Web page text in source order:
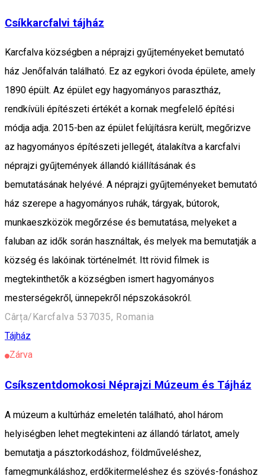
Csíkkarcfalvi tájház
Karcfalva községben a néprajzi gyűjteményeket bemutató
ház Jenőfalván található. Ez az egykori óvoda épülete, amely
1890 épült. Az épület egy hagyományos parasztház,
rendkívüli építészeti értékét a kornak megfelelő építési
módja adja. 2015-ben az épület felújításra került, megőrizve
az hagyományos építészeti jellegét, átalakítva a karcfalvi
néprajzi gyűjtemények állandó kiállításának és
bemutatásának helyévé. A néprajzi gyűjteményeket bemutató
ház szerepe a hagyományos ruhák, tárgyak, bútorok,
munkaeszközök megőrzése és bemutatása, melyeket a
faluban az idők során használtak, és melyek ma bemutatják a
község és lakóinak történelmét. Itt rövid filmek is
megtekinthetők a községben ismert hagyományos
mesterségekről, ünnepekről népszokásokról.
Cârța/Karcfalva 537035, Romania
Tájház
Zárva
Csíkszentdomokosi Néprajzi Múzeum és Tájház
A múzeum a kultúrház emeletén található, ahol három
helyiségben lehet megtekinteni az állandó tárlatot, amely
bemutatja a pásztorkodáshoz, földműveléshez,
famegmunkáláshoz, erdőkitermeléshez és szövés-fonáshoz